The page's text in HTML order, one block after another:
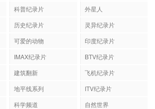
科普纪录片
外星人
历史纪录片
灵异纪录片
可爱的动物
印度纪录片
IMAX纪录片
BTV纪录片
建筑翻新
飞机纪录片
地平线系列
ITV纪录片
科学频道
自然世界